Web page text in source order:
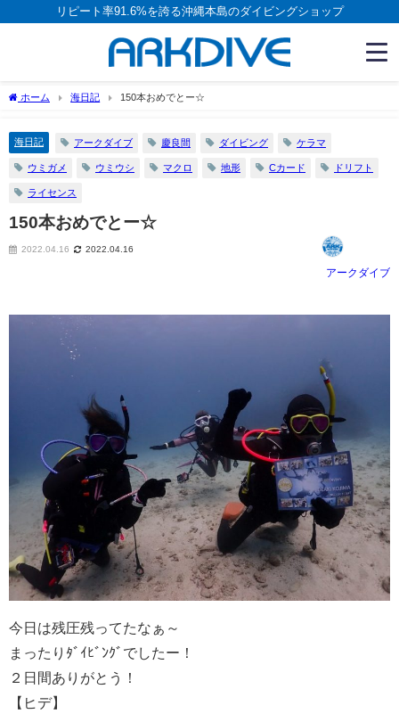
リピート率91.6%を誇る沖縄本島のダイビングショップ
ホーム 海日記 150本おめでとー☆
海日記 アークダイブ 慶良間 ダイビング ケラマ
ウミガメ ウミウシ マクロ 地形 Cカード ドリフト
ライセンス
150本おめでとー☆
2022.04.16 2022.04.16
アークダイブ
今日は残圧残ってたなぁ～
まったりﾀﾞｲﾋﾞﾝｸﾞでしたー！
２日間ありがとう！
【ヒデ】